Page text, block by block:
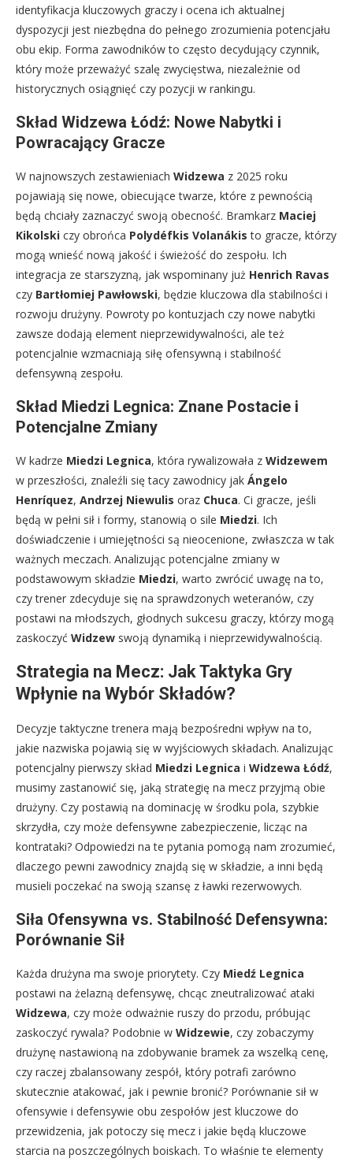
identyfikacja kluczowych graczy i ocena ich aktualnej
dyspozycji jest niezbędna do pełnego zrozumienia potencjału
obu ekip. Forma zawodników to często decydujący czynnik,
który może przeważyć szalę zwycięstwa, niezależnie od
historycznych osiągnięć czy pozycji w rankingu.
Skład Widzewa Łódź: Nowe Nabytki i
Powracający Gracze
W najnowszych zestawieniach Widzewa z 2025 roku
pojawiają się nowe, obiecujące twarze, które z pewnością
będą chciały zaznaczyć swoją obecność. Bramkarz Maciej
Kikolski czy obrońca Polydéfkis Volanákis to gracze, którzy
mogą wnieść nową jakość i świeżość do zespołu. Ich
integracja ze starszyzną, jak wspominany już Henrich Ravas
czy Bartłomiej Pawłowski, będzie kluczowa dla stabilności i
rozwoju drużyny. Powroty po kontuzjach czy nowe nabytki
zawsze dodają element nieprzewidywalności, ale też
potencjalnie wzmacniają siłę ofensywną i stabilność
defensywną zespołu.
Skład Miedzi Legnica: Znane Postacie i
Potencjalne Zmiany
W kadrze Miedzi Legnica, która rywalizowała z Widzewem
w przeszłości, znaleźli się tacy zawodnicy jak Ángelo
Henríquez, Andrzej Niewulis oraz Chuca. Ci gracze, jeśli
będą w pełni sił i formy, stanowią o sile Miedzi. Ich
doświadczenie i umiejętności są nieocenione, zwłaszcza w tak
ważnych meczach. Analizując potencjalne zmiany w
podstawowym składzie Miedzi, warto zwrócić uwagę na to,
czy trener zdecyduje się na sprawdzonych weteranów, czy
postawi na młodszych, głodnych sukcesu graczy, którzy mogą
zaskoczyć Widzew swoją dynamiką i nieprzewidywalnością.
Strategia na Mecz: Jak Taktyka Gry
Wpłynie na Wybór Składów?
Decyzje taktyczne trenera mają bezpośredni wpływ na to,
jakie nazwiska pojawią się w wyjściowych składach. Analizując
potencjalny pierwszy skład Miedzi Legnica i Widzewa Łódź,
musimy zastanowić się, jaką strategię na mecz przyjmą obie
drużyny. Czy postawią na dominację w środku pola, szybkie
skrzydła, czy może defensywne zabezpieczenie, licząc na
kontrataki? Odpowiedzi na te pytania pomogą nam zrozumieć,
dlaczego pewni zawodnicy znajdą się w składzie, a inni będą
musieli poczekać na swoją szansę z ławki rezerwowych.
Siła Ofensywna vs. Stabilność Defensywna:
Porównanie Sił
Każda drużyna ma swoje priorytety. Czy Miedź Legnica
postawi na żelazną defensywę, chcąc zneutralizować ataki
Widzewa, czy może odważnie ruszy do przodu, próbując
zaskoczyć rywala? Podobnie w Widzewie, czy zobaczymy
drużynę nastawioną na zdobywanie bramek za wszelką cenę,
czy raczej zbalansowany zespół, który potrafi zarówno
skutecznie atakować, jak i pewnie bronić? Porównanie sił w
ofensywie i defensywie obu zespołów jest kluczowe do
przewidzenia, jak potoczy się mecz i jakie będą kluczowe
starcia na poszczególnych boiskach. To właśnie te elementy